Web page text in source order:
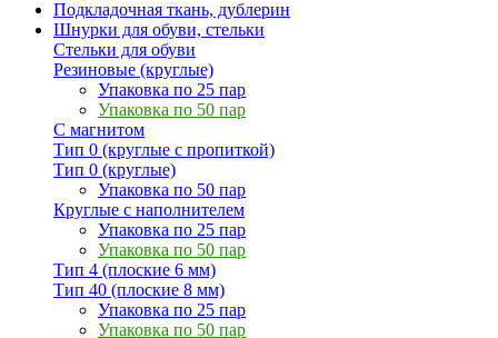
Подкладочная ткань, дублерин
Шнурки для обуви, стельки
Стельки для обуви
Резиновые (круглые)
Упаковка по 25 пар
Упаковка по 50 пар
С магнитом
Тип 0 (круглые с пропиткой)
Тип 0 (круглые)
Упаковка по 50 пар
Круглые с наполнителем
Упаковка по 25 пар
Упаковка по 50 пар
Тип 4 (плоские 6 мм)
Тип 40 (плоские 8 мм)
Упаковка по 25 пар
Упаковка по 50 пар